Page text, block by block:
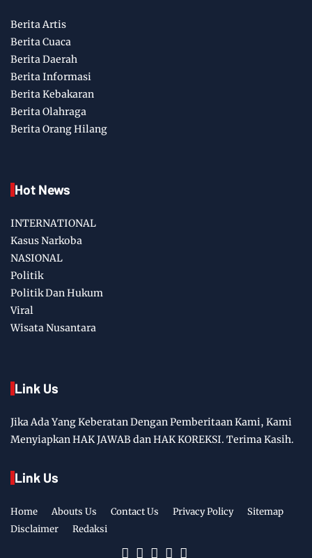
Berita Artis
Berita Cuaca
Berita Daerah
Berita Informasi
Berita Kebakaran
Berita Olahraga
Berita Orang Hilang
Hot News
INTERNATIONAL
Kasus Narkoba
NASIONAL
Politik
Politik Dan Hukum
Viral
Wisata Nusantara
Link Us
Jika Ada Yang Keberatan Dengan Pemberitaan Kami, Kami
Menyiapkan HAK JAWAB dan HAK KOREKSI. Terima Kasih.
Link Us
Home Abouts Us Contact Us Privacy Policy
Sitemap
Disclaimer
Redaksi